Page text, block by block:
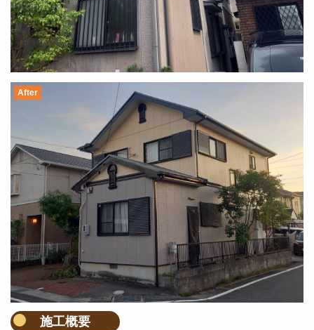
After
施工概要